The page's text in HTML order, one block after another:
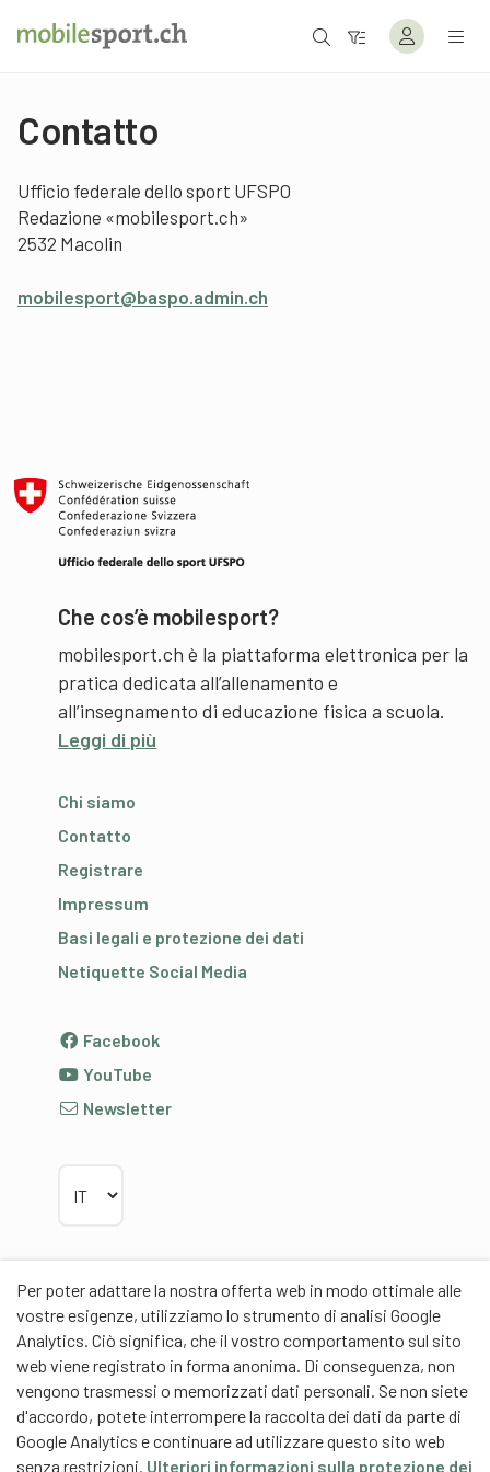
Per poter adattare la nostra offerta web in modo ottimale alle
vostre esigenze, utilizziamo lo strumento di analisi Google
Analytics. Ciò significa, che il vostro comportamento sul sito
web viene registrato in forma anonima. Di conseguenza, non
vengono trasmessi o memorizzati dati personali. Se non siete
d'accordo, potete interrompere la raccolta dei dati da parte di
Google Analytics e continuare ad utilizzare questo sito web
senza restrizioni. Ulteriori informazioni sulla protezione dei
Contatto
Ufficio federale dello sport UFSPO
Redazione «mobilesport.ch»
2532 Macolin
mobilesport@baspo.admin.ch
Che cos’è mobilesport?
mobilesport.ch è la piattaforma elettronica per la
pratica dedicata all’allenamento e
all’insegnamento di educazione fisica a scuola.
Leggi di più
Chi siamo
Contatto
Registrare
Impressum
Basi legali e protezione dei dati
Netiquette Social Media
Facebook
YouTube
Newsletter
Partner
Partner di contenuti